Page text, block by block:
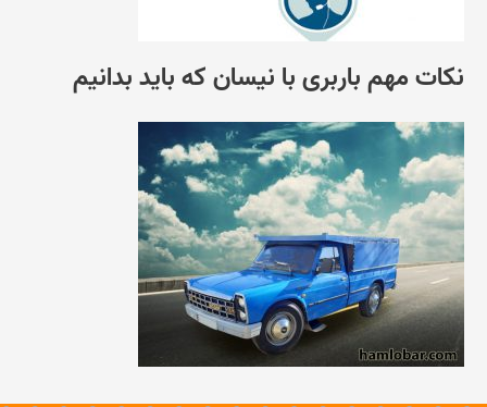
نکات مهم باربری با نیسان که باید بدانیم